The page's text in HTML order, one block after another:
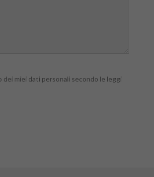
miei dati personali secondo le leggi